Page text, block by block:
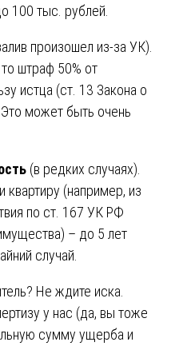
100 тыс. рублей.
произошел из-за УК).
штраф 50% от
истца (ст. 13 Закона о
может быть очень
(в редких случаях).
(например, из
по ст. 167 УК РФ
– до 5 лет
случай.
Не ждите иска.
у нас (да, вы тоже
сумму ущерба и